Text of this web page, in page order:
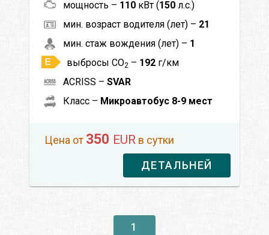
мощность – 110 кВт (150 л.с.)
мин. возраст водителя (лет) – 21
мин. стаж вождения (лет) – 1
выбросы CO2 – 192 г/км
ACRISS – SVAR
Класс – Микроавтобус 8-9 мест
Цена от 350 EUR в сутки
ДЕТАЛЬНЕЙ
1